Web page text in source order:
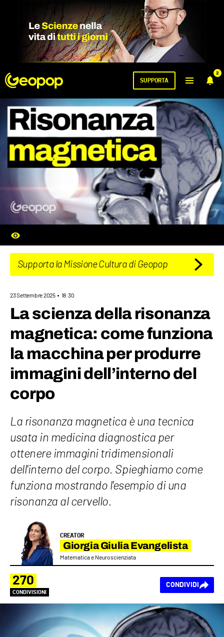
2
SUPPORTA
Supporta la Missione Cultura di Geopop
23 Settembre 2025 18:30
La scienza della risonanza
magnetica: come funziona
la macchina per produrre
immagini dell’interno del
corpo
La risonanza magnetica è una tecnica
usata in medicina diagnostica per
ottenere immagini tridimensionali
dell'interno del corpo. Spieghiamo come
funziona mostrando l'esempio di una
risonanza al cervello.
CREATOR
Giorgia Giulia Evangelista
Matematica e Neuroscienziata
270
CONDIVISIONI
CONDIVIDI